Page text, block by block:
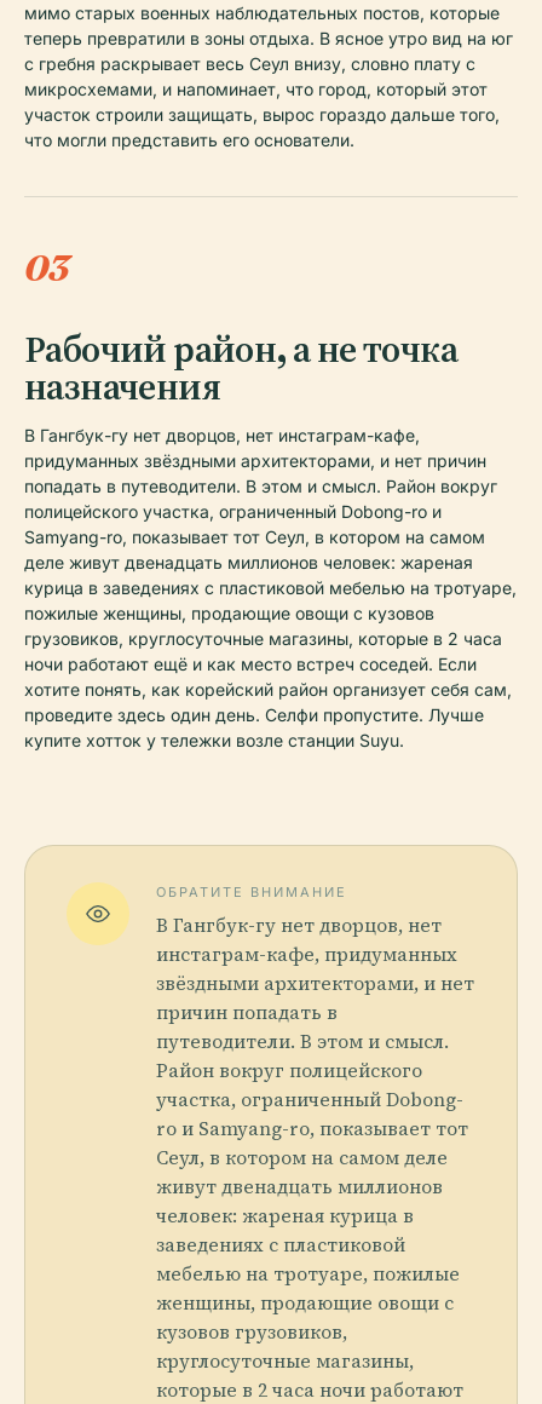
мимо старых военных наблюдательных постов, которые
теперь превратили в зоны отдыха. В ясное утро вид на юг
с гребня раскрывает весь Сеул внизу, словно плату с
микросхемами, и напоминает, что город, который этот
участок строили защищать, вырос гораздо дальше того,
что могли представить его основатели.
03
Рабочий район, а не точка
назначения
В Гангбук-гу нет дворцов, нет инстаграм-кафе,
придуманных звёздными архитекторами, и нет причин
попадать в путеводители. В этом и смысл. Район вокруг
полицейского участка, ограниченный Dobong-ro и
Samyang-ro, показывает тот Сеул, в котором на самом
деле живут двенадцать миллионов человек: жареная
курица в заведениях с пластиковой мебелью на тротуаре,
пожилые женщины, продающие овощи с кузовов
грузовиков, круглосуточные магазины, которые в 2 часа
ночи работают ещё и как место встреч соседей. Если
хотите понять, как корейский район организует себя сам,
проведите здесь один день. Селфи пропустите. Лучше
купите хотток у тележки возле станции Suyu.
ОБРАТИТЕ ВНИМАНИЕ
В Гангбук-гу нет дворцов, нет
инстаграм-кафе, придуманных
звёздными архитекторами, и нет
причин попадать в
путеводители. В этом и смысл.
Район вокруг полицейского
участка, ограниченный Dobong-
ro и Samyang-ro, показывает тот
Сеул, в котором на самом деле
живут двенадцать миллионов
человек: жареная курица в
заведениях с пластиковой
мебелью на тротуаре, пожилые
женщины, продающие овощи с
кузовов грузовиков,
круглосуточные магазины,
которые в 2 часа ночи работают